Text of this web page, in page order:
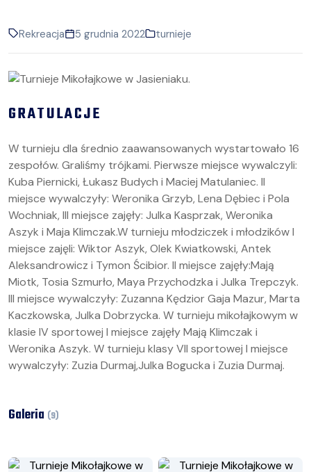
Rekreacja 5 grudnia 2022 turnieje
GRATULACJE
W turnieju dla średnio zaawansowanych wystartowało 16
zespołów. Graliśmy trójkami. Pierwsze miejsce wywalczyli:
Kuba Piernicki, Łukasz Budych i Maciej Matulaniec. II
miejsce wywalczyły: Weronika Grzyb, Lena Dębiec i Pola
Wochniak, III miejsce zajęły: Julka Kasprzak, Weronika
Aszyk i Maja Klimczak.W turnieju młodziczek i młodzików I
miejsce zajęli: Wiktor Aszyk, Olek Kwiatkowski, Antek
Aleksandrowicz i Tymon Ścibior. II miejsce zajęły:Mają
Miotk, Tosia Szmurło, Maya Przychodzka i Julka Trepczyk.
III miejsce wywalczyły: Zuzanna Kędzior Gaja Mazur, Marta
Kaczkowska, Julka Dobrzycka. W turnieju mikołajkowym w
klasie IV sportowej I miejsce zajęły Mają Klimczak i
Weronika Aszyk. W turnieju klasy VII sportowej I miejsce
wywalczyły: Zuzia Durmaj,Julka Bogucka i Zuzia Durmaj.
Galeria (9)